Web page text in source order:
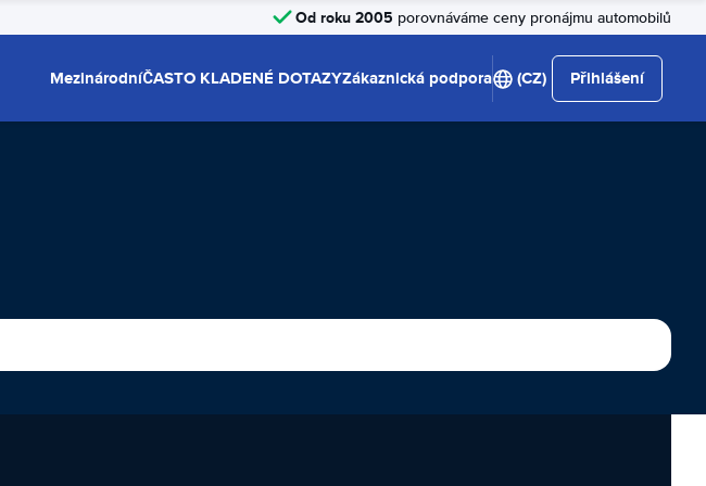
Od roku 2005 porovnáváme ceny pronájmu automobilů
MezinárodníČASTO KLADENÉ DOTAZYZákaznická podpora (CZ) Přihlášení